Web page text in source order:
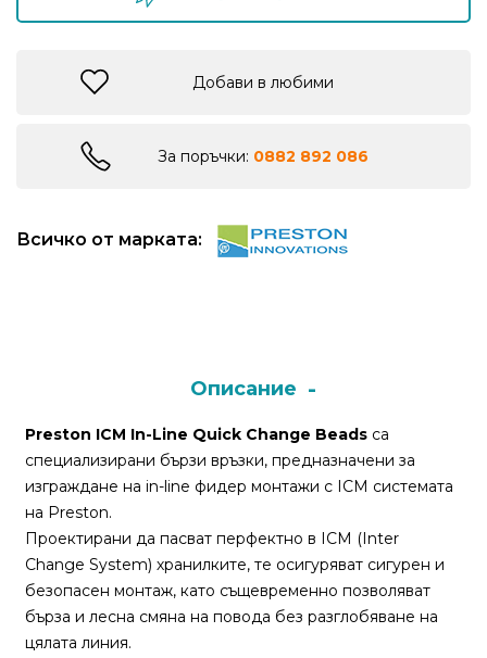
риболов
Плувки
за
риболов
Комплекти
за
риболов
Добави в любими
За поръчки: 0882 892 086
Всичко от марката:
Описание
Preston ICM In-Line Quick Change Beads са
специализирани бързи връзки, предназначени за
изграждане на in-line фидер монтажи с ICM системата
на Preston.
Проектирани да пасват перфектно в ICM (Inter
Change System) хранилките, те осигуряват сигурен и
безопасен монтаж, като същевременно позволяват
бърза и лесна смяна на повода без разглобяване на
цялата линия.